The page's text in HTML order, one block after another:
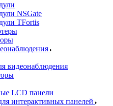
NSGate
TFortis
видеонаблюдения
LCD панели
интерактивных панелей